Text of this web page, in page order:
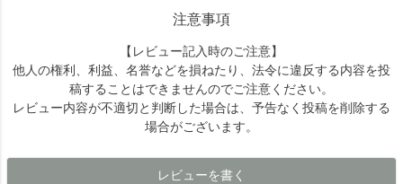
注意事項
【レビュー記入時のご注意】
他人の権利、利益、名誉などを損ねたり、法令に違反する内容を投
稿することはできませんのでご注意ください。
レビュー内容が不適切と判断した場合は、予告なく投稿を削除する
場合がございます。
レビューを書く